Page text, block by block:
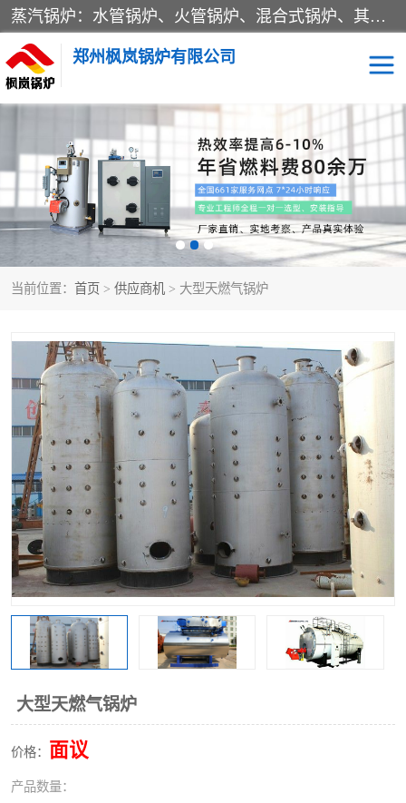
蒸汽锅炉：水管锅炉、火管锅炉、混合式锅炉、其他蒸汽锅炉； 热水锅炉：家用型集中供暖用热水锅炉、其他热水锅炉； 有机热载体锅炉； 船用蒸汽锅炉； （锅炉用辅助设备及装置）蒸汽冷凝器：表面冷凝器、混合式冷凝器、空冷式冷凝器、其他蒸汽冷凝器； 锅炉用辅助设备：节热器、蒸汽收集器、蓄能器、烟垢清除器、气体回收器、泥渣刮除器、空气预热器、其他锅炉用辅助设备；
郑州枫岚锅炉有限公司
当前位置： 首页 > 供应商机 > 大型天燃气锅炉
大型天燃气锅炉
价格： 面议
产品数量：